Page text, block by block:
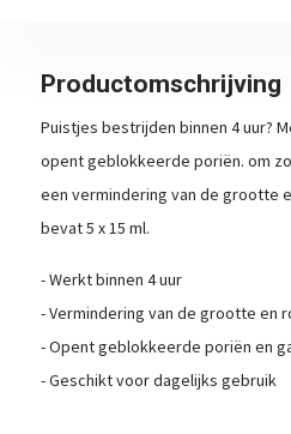
Productomschrijving
Puistjes bestrijden binnen 4 uur?
opent geblokkeerde poriën. om
een vermindering van de grootte
bevat 5 x 15 ml.
- Werkt binnen 4 uur
- Vermindering van de grootte en
- Opent geblokkeerde poriën en
- Geschikt voor dagelijks gebruik